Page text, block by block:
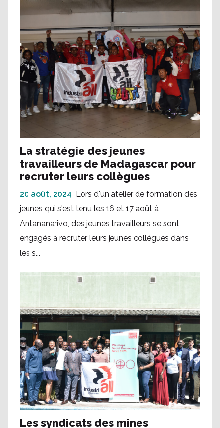
La stratégie des jeunes
travailleurs de Madagascar pour
recruter leurs collègues
20 août, 2024 Lors d'un atelier de formation des
jeunes qui s'est tenu les 16 et 17 août à
Antananarivo, des jeunes travailleurs se sont
engagés à recruter leurs jeunes collègues dans
les s...
Les syndicats des mines